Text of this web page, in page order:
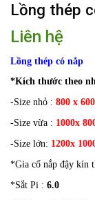
Lồng thép
Liên hệ
Lồng thép có nắp
*Kích thước theo
-Size nhỏ : 800 x
-Size vừa : 1000x
-Size lớn: 1200x
*Gia cố nắp đậy kín
*Sắt Pi : 6.0